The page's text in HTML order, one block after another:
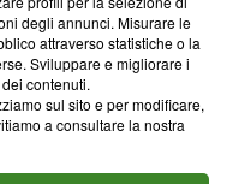
Carlo Frasca, 3 - 6900
degli annunci. Misurare le
attraverso statistiche o la
Sviluppare e migliorare i
contenuti.
sul sito e per modificare,
a consultare la nostra